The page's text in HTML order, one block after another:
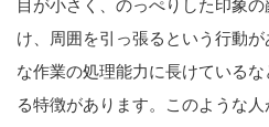
目が小さく、のっぺりした印象
け、周囲を引っ張るという行動
な作業の処理能力に長けている
る特徴があります。このような